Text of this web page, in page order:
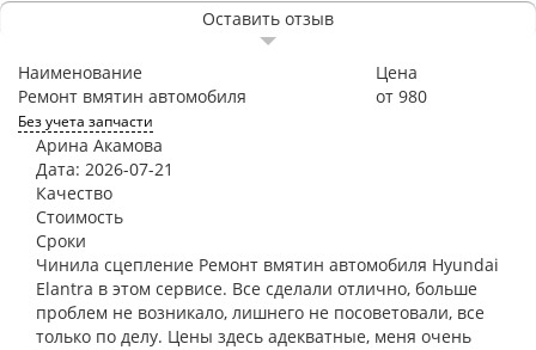
Оставить отзыв
Наименование
Цена
Ремонт вмятин автомобиля
Без учета запчасти
от 980
Арина Акамова
Дата: 2026-07-21
Качество
Стоимость
Сроки
Чинила сцепление Ремонт вмятин автомобиля Hyundai
Elantra в этом сервисе. Все сделали отлично, больше
проблем не возникало, лишнего не посоветовали, все
только по делу. Цены здесь адекватные, меня очень